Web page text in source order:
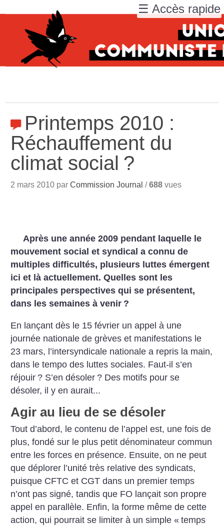
Printemps 2010 :
Réchauffement du
climat social ?
2 mars 2010 parCommission Journal /688 vues
Après une année 2009 pendant laquelle le
mouvement social et syndical a connu de
multiples difficultés, plusieurs luttes émergent
ici et là actuellement. Quelles sont les
principales perspectives qui se présentent,
dans les semaines à venir ?
En lançant dès le 15 février un appel à une
journée nationale de grèves et manifestations le
23 mars, l’intersyndicale nationale a repris la main,
dans le tempo des luttes sociales. Faut-il s’en
réjouir ? S’en désoler ? Des motifs pour se
désoler, il y en aurait...
Agir au lieu de se désoler
Tout d’abord, le contenu de l’appel est, une fois de
plus, fondé sur le plus petit dénominateur commun
entre les forces en présence. Ensuite, on ne peut
que déplorer l’unité très relative des syndicats,
puisque CFTC et CGT dans un premier temps
n’ont pas signé, tandis que FO lançait son propre
appel en parallèle. Enfin, la forme même de cette
action, qui pourrait se limiter à un simple « temps
☰ Accès rapide